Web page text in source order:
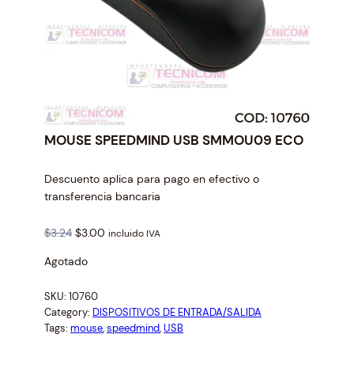
MOUSE SPEEDMIND USB SMMOU09 ECO
Descuento aplica para pago en efectivo o
transferencia bancaria
$3.24 O
i
i
n
a
$3.00 C
n
t
incluido IVA
Agotado
SKU: 10760
Category: DISPOSITIVOS DE ENTRADA/SALIDA
Tags: mouse, speedmind, USB